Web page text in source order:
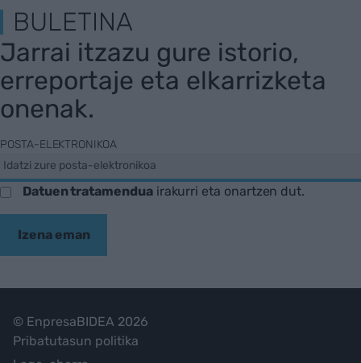
BULETINA
Jarrai itzazu gure istorio,
erreportaje eta elkarrizketa
onenak.
POSTA-ELEKTRONIKOA
Datuen tratamenduairakurri eta onartzen dut.
Izena eman
© EnpresaBIDEA 2026
Pribatutasun politika